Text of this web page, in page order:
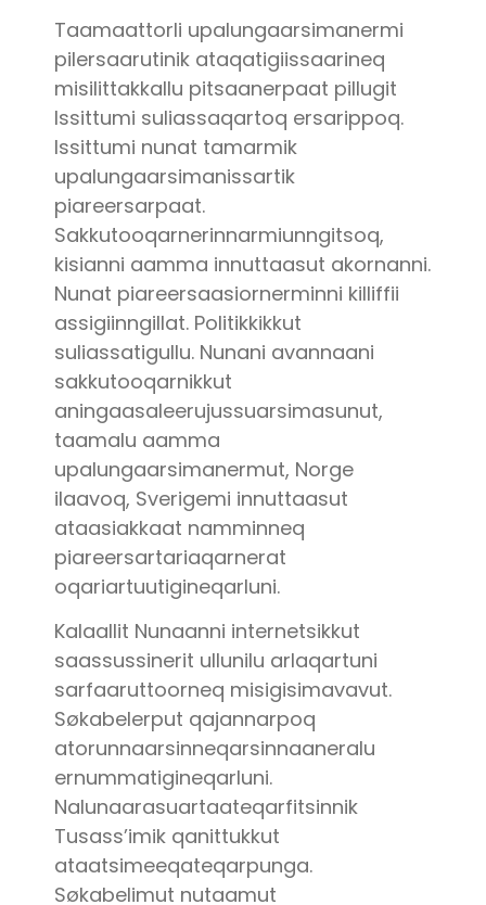
Taamaattorli upalungaarsimanermi
pilersaarutinik ataqatigiissaarineq
misilittakkallu pitsaanerpaat pillugit
Issittumi suliassaqartoq ersarippoq.
Issittumi nunat tamarmik
upalungaarsimanissartik
piareersarpaat.
Sakkutooqarnerinnarmiunngitsoq,
kisianni aamma innuttaasut akornanni.
Nunat piareersaasiornerminni killiffii
assigiinngillat. Politikkikkut
suliassatigullu. Nunani avannaani
sakkutooqarnikkut
aningaasaleerujussuarsimasunut,
taamalu aamma
upalungaarsimanermut, Norge
ilaavoq, Sverigemi innuttaasut
ataasiakkaat namminneq
piareersartariaqarnerat
oqariartuutigineqarluni.
Kalaallit Nunaanni internetsikkut
saassussinerit ullunilu arlaqartuni
sarfaaruttoorneq misigisimavavut.
Søkabelerput qajannarpoq
atorunnaarsinneqarsinnaaneralu
ernummatigineqarluni.
Nalunaarasuartaateqarfitsinnik
Tusass’imik qanittukkut
ataatsimeeqateqarpunga.
Søkabelimut nutaamut